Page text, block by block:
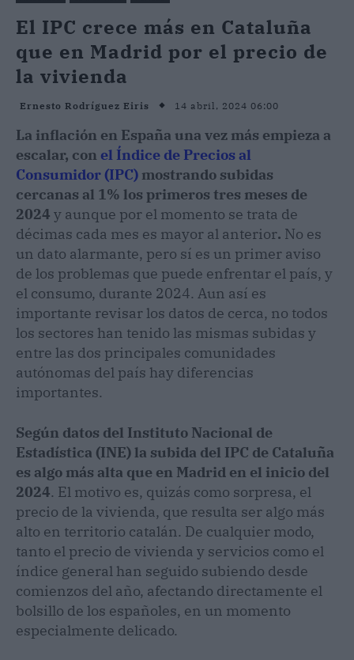
El IPC crece más en Cataluña
que en Madrid por el precio de
la vivienda
Ernesto Rodríguez Eiris 14 abril, 2024 06:00
La inflación en España una vez más empieza a
escalar, con el Índice de Precios al
Consumidor (IPC) mostrando subidas
cercanas al 1% los primeros tres meses de
2024 y aunque por el momento se trata de
décimas cada mes es mayor al anterior. No es
un dato alarmante, pero sí es un primer aviso
de los problemas que puede enfrentar el país, y
el consumo, durante 2024. Aun así es
importante revisar los datos de cerca, no todos
los sectores han tenido las mismas subidas y
entre las dos principales comunidades
autónomas del país hay diferencias
importantes.
Según datos del Instituto Nacional de
Estadística (INE) la subida del IPC de Cataluña
es algo más alta que en Madrid en el inicio del
2024. El motivo es, quizás como sorpresa, el
precio de la vivienda, que resulta ser algo más
alto en territorio catalán. De cualquier modo,
tanto el precio de vivienda y servicios como el
índice general han seguido subiendo desde
comienzos del año, afectando directamente el
bolsillo de los españoles, en un momento
especialmente delicado.